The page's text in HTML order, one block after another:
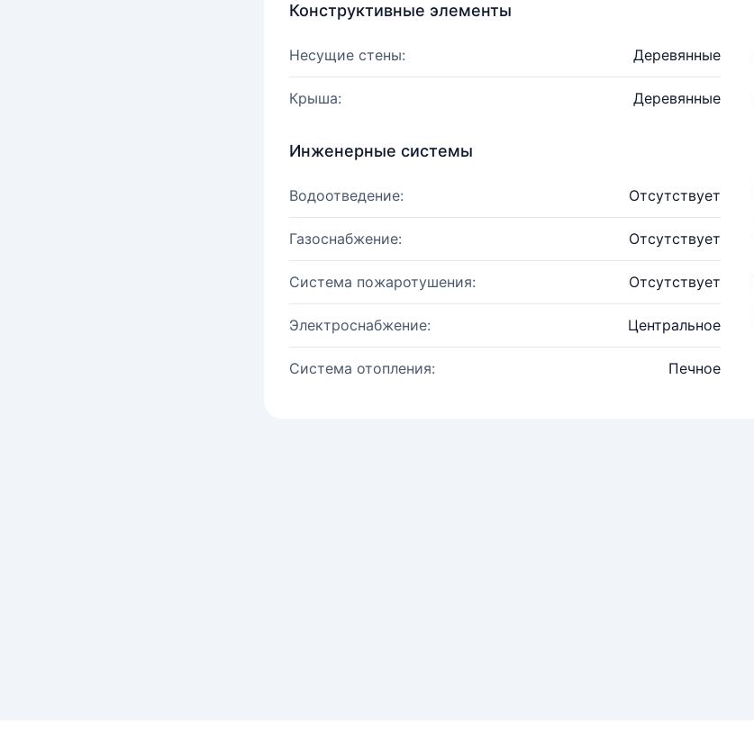
Конструктивные элементы
Несущие стены: Деревянные
Крыша: Деревянные
Инженерные системы
Водоотведение: Отсутствует
Газоснабжение: Отсутствует
Система пожаротушения: Отсутствует
Электроснабжение: Центральное
Система отопления: Печное